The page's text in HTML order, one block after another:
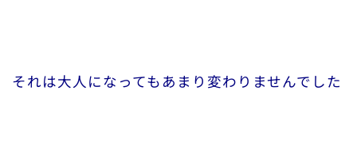
それは大人になってもあまり変わりませんでした